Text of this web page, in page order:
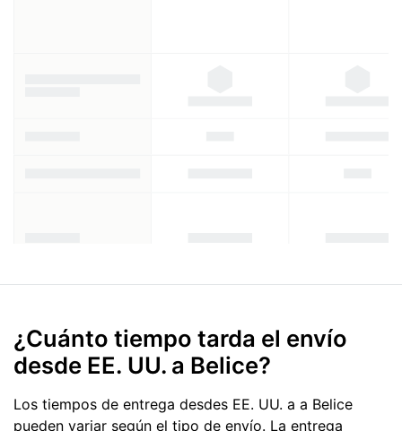
¿Cuánto tiempo tarda el envío
desde EE. UU. a Belice?
Los tiempos de entrega desdes EE. UU. a a Belice
pueden variar según el tipo de envío. La entrega